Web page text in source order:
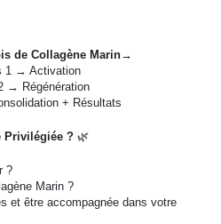
de Collagène Marin→
1 → Activation
→ Régénération
+ Résultats
Privilégiée ? 🌿
?
Marin ?
et être accompagnée dans votre